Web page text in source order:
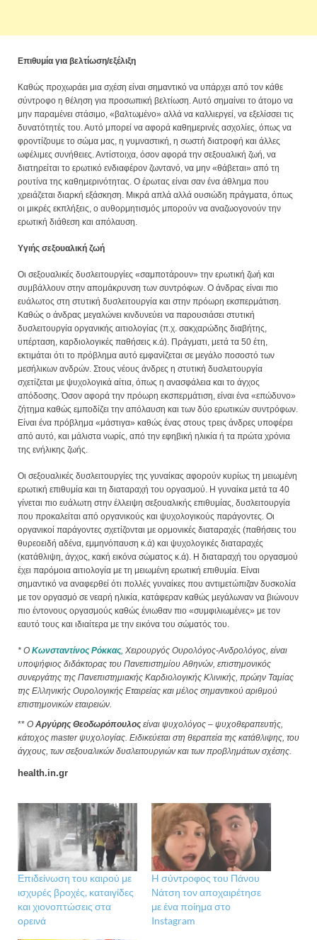
Επιθυμία για βελτίωση/εξέλιξη
Καθώς προχωράει μια σχέση είναι σημαντικό να υπάρχει από τον κάθε
σύντροφο η θέληση για προσωπική βελτίωση. Αυτό σημαίνει το άτομο να
μην παραμένει στάσιμο, «βαλτωμένο» αλλά να καλλιεργεί, να εξελίσσει τις
δυνατότητές του. Αυτό μπορεί να αφορά καθημερινές ασχολίες, όπως να
φροντίζουμε το σώμα μας, η γυμναστική, η σωστή διατροφή και άλλες
ωφέλιμες συνήθειες. Αντίστοιχα, όσον αφορά την σεξουαλική ζωή, να
διατηρείται το ερωτικό ενδιαφέρον ζωντανό, να μην «θάβεται» από τη
ρουτίνα της καθημερινότητας. Ο έρωτας είναι σαν ένα άθλημα που
χρειάζεται διαρκή εξάσκηση. Μικρά απλά αλλά ουσιώδη πράγματα, όπως
οι μικρές εκπλήξεις, ο αυθορμητισμός μπορούν να αναζωογονούν την
ερωτική διάθεση και απόλαυση.
Υγιής σεξουαλική ζωή
Οι σεξουαλικές δυσλειτουργίες «σαμποτάρουν» την ερωτική ζωή και
συμβάλλουν στην απομάκρυνση των συντρόφων. Ο άνδρας είναι πιο
ευάλωτος στη στυτική δυσλειτουργία και στην πρόωρη εκσπερμάτιση.
Καθώς ο άνδρας μεγαλώνει κινδυνεύει να παρουσιάσει στυτική
δυσλειτουργία οργανικής αιτιολογίας (π.χ. σακχαρώδης διαβήτης,
υπέρταση, καρδιολογικές παθήσεις κ.ά). Πράγματι, μετά τα 50 έτη,
εκτιμάται ότι το πρόβλημα αυτό εμφανίζεται σε μεγάλο ποσοστό των
μεσήλικων ανδρών. Στους νέους άνδρες η στυτική δυσλειτουργία
σχετίζεται με ψυχολογικά αίτια, όπως η ανασφάλεια και το άγχος
απόδοσης. Όσον αφορά την πρόωρη εκσπερμάτιση, είναι ένα «επώδυνο»
ζήτημα καθώς εμποδίζει την απόλαυση και των δύο ερωτικών συντρόφων.
Είναι ένα πρόβλημα «μάστιγα» καθώς ένας στους τρεις άνδρες υποφέρει
από αυτό, και μάλιστα νωρίς, από την εφηβική ηλικία ή τα πρώτα χρόνια
της ενήλικης ζωής.
Οι σεξουαλικές δυσλειτουργίες της γυναίκας αφορούν κυρίως τη μειωμένη
ερωτική επιθυμία και τη διαταραχή του οργασμού. Η γυναίκα μετά τα 40
γίνεται πιο ευάλωτη στην έλλειψη σεξουαλικής επιθυμίας, δυσλειτουργία
που προκαλείται από οργανικούς και ψυχολογικούς παράγοντες. Οι
οργανικοί παράγοντες σχετίζονται με ορμονικές διαταραχές (παθήσεις του
θυρεοειδή αδένα, εμμηνόπαυση κ.ά) και ψυχολογικές διαταραχές
(κατάθλιψη, άγχος, κακή εικόνα σώματος κ.ά). Η διαταραχή του οργασμού
έχει παρόμοια αιτιολογία με τη μειωμένη ερωτική επιθυμία. Είναι
σημαντικό να αναφερθεί ότι πολλές γυναίκες που αντιμετώπιζαν δυσκολία
με τον οργασμό σε νεαρή ηλικία, κατάφεραν καθώς μεγάλωναν να βιώνουν
πιο έντονους οργασμούς καθώς ένιωθαν πιο «συμφιλιωμένες» με τον
εαυτό τους και ιδιαίτερα με την εικόνα του σώματός του.
* Ο Κωνσταντίνος Ρόκκας , Χειρουργός Ουρολόγος-Ανδρολόγος, είναι
υποψήφιος διδάκτορας του Πανεπιστημίου Αθηνών, επιστημονικός
συνεργάτης της Πανεπιστημιακής Καρδιολογικής Κλινικής, πρώην Ταμίας
της Ελληνικής Ουρολογικής Εταιρείας και μέλος σημαντικού αριθμού
επιστημονικών εταιρειών.
** Ο Αργύρης Θεοδωρόπουλος είναι ψυχολόγος – ψυχοθεραπευτής,
κάτοχος master ψυχολογίας. Ειδικεύεται στη θεραπεία της κατάθλιψης, του
άγχους, των σεξουαλικών δυσλειτουργιών και των προβλημάτων σχέσης.
health.in.gr
Επιδείνωση του καιρού με
ισχυρές βροχές, καταιγίδες
και χιονοπτώσεις στα
ορεινά
H σύντροφος του Πάνου
Νάτση τον αποχαιρέτησε
με ένα ποίημα στο
Instagram